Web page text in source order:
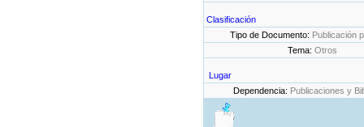
Clasificación
Tipo de Documento: Publicación
Tema: Otros
Lugar
Dependencia: Publicaciones y